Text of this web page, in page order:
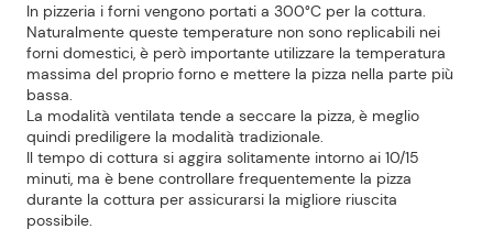
In pizzeria i forni vengono portati a 300°C per la cottura.
Naturalmente queste temperature non sono replicabili nei
forni domestici, è però importante utilizzare la temperatura
massima del proprio forno e mettere la pizza nella parte più
bassa.
La modalità ventilata tende a seccare la pizza, è meglio
quindi prediligere la modalità tradizionale.
Il tempo di cottura si aggira solitamente intorno ai 10/15
minuti, ma è bene controllare frequentemente la pizza
durante la cottura per assicurarsi la migliore riuscita
possibile.